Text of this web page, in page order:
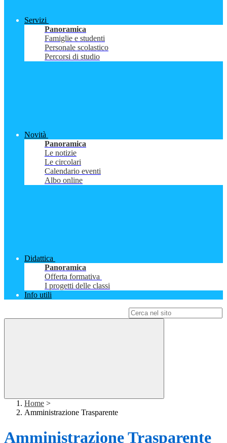
Servizi
Panoramica
Famiglie e studenti
Personale scolastico
Percorsi di studio
Novità
Panoramica
Le notizie
Le circolari
Calendario eventi
Albo online
Didattica
Panoramica
Offerta formativa
I progetti delle classi
Info utili
Home >
Amministrazione Trasparente
Amministrazione Trasparente